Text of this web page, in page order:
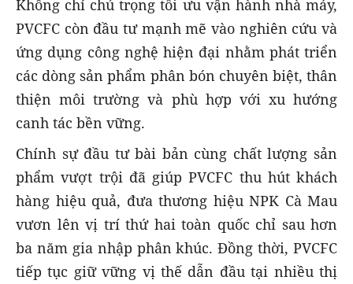
Không chỉ chú trọng tối ưu vận hành nhà máy,
PVCFC còn đầu tư mạnh mẽ vào nghiên cứu và
ứng dụng công nghệ hiện đại nhằm phát triển
các dòng sản phẩm phân bón chuyên biệt, thân
thiện môi trường và phù hợp với xu hướng
canh tác bền vững.
Chính sự đầu tư bài bản cùng chất lượng sản
phẩm vượt trội đã giúp PVCFC thu hút khách
hàng hiệu quả, đưa thương hiệu NPK Cà Mau
vươn lên vị trí thứ hai toàn quốc chỉ sau hơn
ba năm gia nhập phân khúc. Đồng thời, PVCFC
tiếp tục giữ vững vị thế dẫn đầu tại nhiều thị